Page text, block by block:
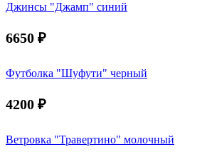
Джинсы "Джамп" синий
6650 ₽
Футболка "Шуфути" черный
4200 ₽
Ветровка "Травертино" молочный